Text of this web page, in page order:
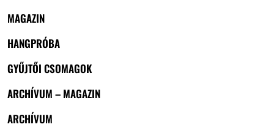
MAGAZIN
HANGPRÓBA
GYŰJTŐI CSOMAGOK
ARCHÍVUM – MAGAZIN
ARCHÍVUM